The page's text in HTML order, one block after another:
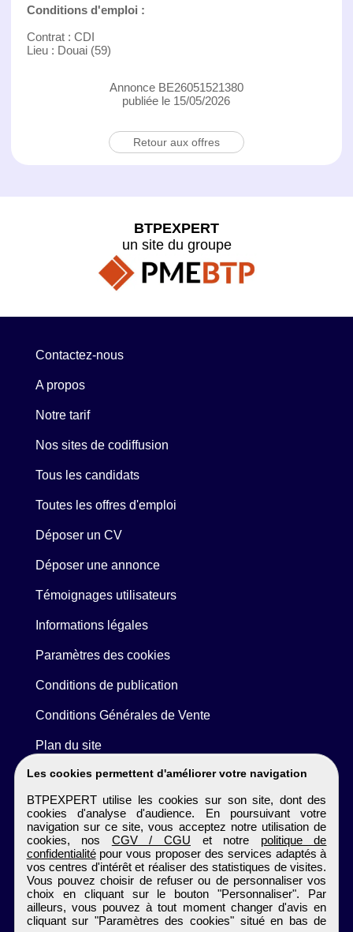
Conditions d'emploi :
Contrat : CDI
Lieu : Douai (59)
Annonce BE26051521380
publiée le 15/05/2026
Retour aux offres
Les cookies permettent d'améliorer votre navigation
BTPEXPERT utilise les cookies sur son site, dont des
cookies d'analyse d'audience. En poursuivant votre
navigation sur ce site, vous acceptez notre utilisation de
cookies, nos CGV / CGU et notre politique de
confidentialitépour vous proposer des services adaptés à
vos centres d'intérêt et réaliser des statistiques de visites.
Vous pouvez choisir de refuser ou de personnaliser vos
choix en cliquant sur le bouton "Personnaliser". Par
ailleurs, vous pouvez à tout moment changer d'avis en
cliquant sur "Paramètres des cookies" situé en bas de
BTPEXPERT
un site du groupe
Contactez-nous
A propos
Notre tarif
Nos sites de codiffusion
Tous les candidats
Toutes les offres d'emploi
Déposer un CV
Déposer une annonce
Témoignages utilisateurs
Informations légales
Paramètres des cookies
Conditions de publication
Conditions Générales de Vente
Plan du site